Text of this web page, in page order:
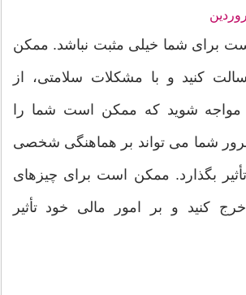
برای شما خیلی مثبت نباشد. ممکن
کنید و با مشکلات سلامتی، از
مواجه شوید که ممکن است شما را
شما می تواند بر هماهنگی شخصی
بگذارد. ممکن است برای چیزهای
کنید و بر امور مالی خود تأثیر